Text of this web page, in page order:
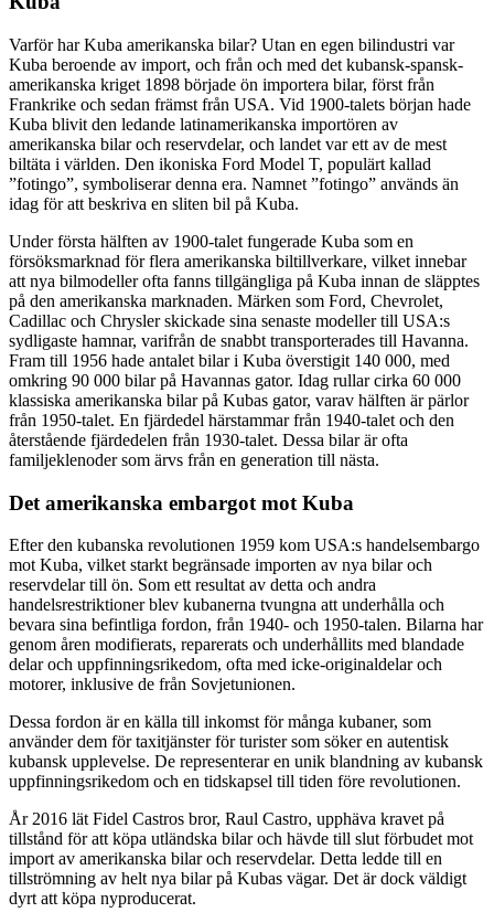
Varför har Kuba amerikanska bilar? Utan en egen bilindustri var
Kuba beroende av import, och från och med det kubansk-spansk-
amerikanska kriget 1898 började ön importera bilar, först från
Frankrike och sedan främst från USA. Vid 1900-talets början hade
Kuba blivit den ledande latinamerikanska importören av
amerikanska bilar och reservdelar, och landet var ett av de mest
biltäta i världen. Den ikoniska Ford Model T, populärt kallad
”fotingo”, symboliserar denna era. Namnet ”fotingo” används än
idag för att beskriva en sliten bil på Kuba.
Under första hälften av 1900-talet fungerade Kuba som en
försöksmarknad för flera amerikanska biltillverkare, vilket innebar
att nya bilmodeller ofta fanns tillgängliga på Kuba innan de släpptes
på den amerikanska marknaden. Märken som Ford, Chevrolet,
Cadillac och Chrysler skickade sina senaste modeller till USA:s
sydligaste hamnar, varifrån de snabbt transporterades till Havanna.
Fram till 1956 hade antalet bilar i Kuba överstigit 140 000, med
omkring 90 000 bilar på Havannas gator. Idag rullar cirka 60 000
klassiska amerikanska bilar på Kubas gator, varav hälften är pärlor
från 1950-talet. En fjärdedel härstammar från 1940-talet och den
återstående fjärdedelen från 1930-talet. Dessa bilar är ofta
familjeklenoder som ärvs från en generation till nästa.
Det amerikanska embargot mot Kuba
Efter den kubanska revolutionen 1959 kom USA:s handelsembargo
mot Kuba, vilket starkt begränsade importen av nya bilar och
reservdelar till ön. Som ett resultat av detta och andra
handelsrestriktioner blev kubanerna tvungna att underhålla och
bevara sina befintliga fordon, från 1940- och 1950-talen. Bilarna har
genom åren modifierats, reparerats och underhållits med blandade
delar och uppfinningsrikedom, ofta med icke-originaldelar och
motorer, inklusive de från Sovjetunionen.
Dessa fordon är en källa till inkomst för många kubaner, som
använder dem för taxitjänster för turister som söker en autentisk
kubansk upplevelse. De representerar en unik blandning av kubansk
uppfinningsrikedom och en tidskapsel till tiden före revolutionen.
År 2016 lät Fidel Castros bror, Raul Castro, upphäva kravet på
tillstånd för att köpa utländska bilar och hävde till slut förbudet mot
import av amerikanska bilar och reservdelar. Detta ledde till en
tillströmning av helt nya bilar på Kubas vägar. Det är dock väldigt
dyrt att köpa nyproducerat.